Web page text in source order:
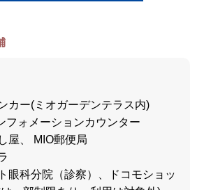
カー(ミオガーデンテラス内)
フォメーションカウンター
屋、 MIO郵便局
眼科分院（診察）、ドコモショッ